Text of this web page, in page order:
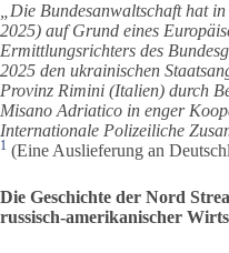
„Die Bundesanwaltschaft hat
2025) auf Grund eines
Ermittlungsrichters des
2025 den ukrainischen
Provinz Rimini (Italien) durch
Misano Adriatico in enger
Internationale Polizeiliche
1 (Eine Auslieferung an
Die Geschichte der Nord
russisch-amerikanischer